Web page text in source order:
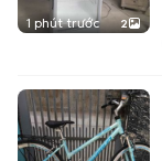
1 phút trước 2